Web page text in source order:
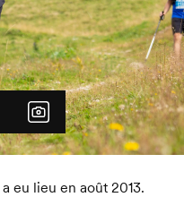
eu lieu en août 2013.